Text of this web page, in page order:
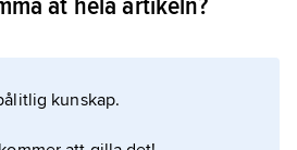
moderata parti
kunskap.